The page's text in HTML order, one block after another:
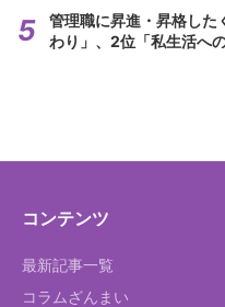
管理職に昇進・昇格し
わり」、2位「私生活へ
コンテンツ
最新記事一覧
コラムざんまい